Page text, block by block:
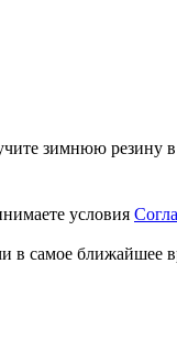
зимнюю резину
условия
в самое ближайшее